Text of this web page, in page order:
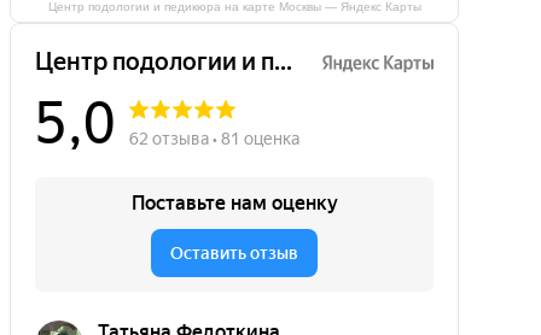
Центр подологии и педикюра на карте Москвы — Яндекс Карты